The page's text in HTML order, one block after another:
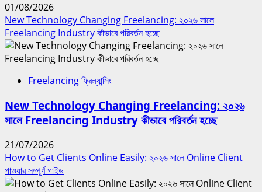
01/08/2026
New Technology Changing Freelancing: ২০২৬ সালে
Freelancing Industry কীভাবে পরিবর্তন হচ্ছে
Freelancing ফ্রিল্যান্সিং
New Technology Changing Freelancing: ২০২৬
সালে Freelancing Industry কীভাবে পরিবর্তন হচ্ছে
21/07/2026
How to Get Clients Online Easily: ২০২৬ সালে Online Client
পাওয়ার সম্পূর্ণ গাইড